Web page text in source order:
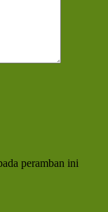
peramban ini